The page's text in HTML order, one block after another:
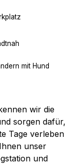
mit Hund
wir die
sorgen dafür,
Tage verleben
unser
und